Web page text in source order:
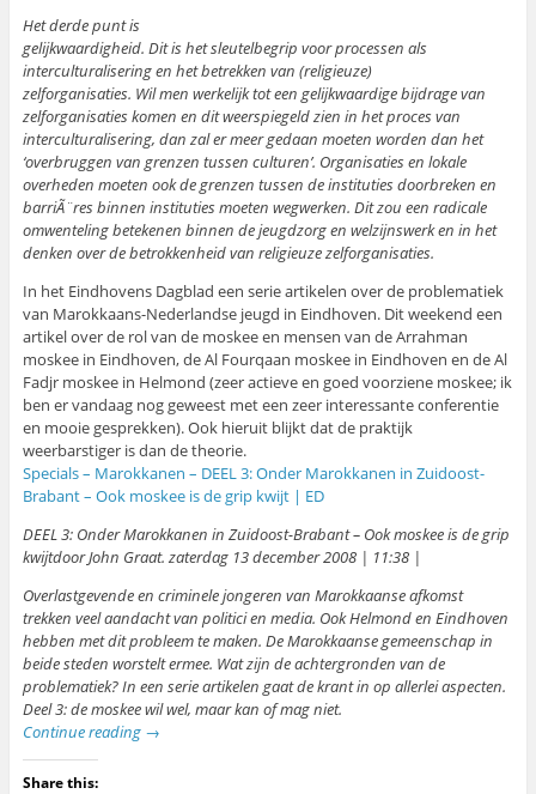
Het derde punt is
gelijkwaardigheid. Dit is het sleutelbegrip voor processen als
interculturalisering en het betrekken van (religieuze)
zelforganisaties. Wil men werkelijk tot een gelijkwaardige bijdrage van
zelforganisaties komen en dit weerspiegeld zien in het proces van
interculturalisering, dan zal er meer gedaan moeten worden dan het
‘overbruggen van grenzen tussen culturen’. Organisaties en lokale
overheden moeten ook de grenzen tussen de instituties doorbreken en
barriÃ¨res binnen instituties moeten wegwerken. Dit zou een radicale
omwenteling betekenen binnen de jeugdzorg en welzijnswerk en in het
denken over de betrokkenheid van religieuze zelforganisaties.
In het Eindhovens Dagblad een serie artikelen over de problematiek
van Marokkaans-Nederlandse jeugd in Eindhoven. Dit weekend een
artikel over de rol van de moskee en mensen van de Arrahman
moskee in Eindhoven, de Al Fourqaan moskee in Eindhoven en de Al
Fadjr moskee in Helmond (zeer actieve en goed voorziene moskee; ik
ben er vandaag nog geweest met een zeer interessante conferentie
en mooie gesprekken). Ook hieruit blijkt dat de praktijk
weerbarstiger is dan de theorie.
Specials – Marokkanen – DEEL 3: Onder Marokkanen in Zuidoost-
Brabant – Ook moskee is de grip kwijt | ED
DEEL 3: Onder Marokkanen in Zuidoost-Brabant – Ook moskee is de grip
kwijtdoor John Graat. zaterdag 13 december 2008 | 11:38 |
Overlastgevende en criminele jongeren van Marokkaanse afkomst
trekken veel aandacht van politici en media. Ook Helmond en Eindhoven
hebben met dit probleem te maken. De Marokkaanse gemeenschap in
beide steden worstelt ermee. Wat zijn de achtergronden van de
problematiek? In een serie artikelen gaat de krant in op allerlei aspecten.
Deel 3: de moskee wil wel, maar kan of mag niet.
Continue reading →
Share this: